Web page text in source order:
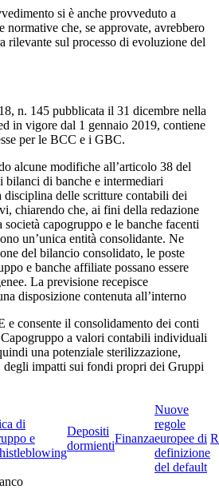
si è anche provveduto a
normative che, se approvate, avrebbero
rilevante sul processo di evoluzione del
n. 145 pubblicata il 31 dicembre nella
in vigore dal 1 gennaio 2019, contiene
per le BCC e i GBC.
alcune modifiche all’articolo 38 del
di banche e intermediari
delle scritture contabili dei
chiarendo che, ai fini della redazione
capogruppo e le banche facenti
un’unica entità consolidante. Ne
del bilancio consolidato, le poste
e banche affiliate possano essere
La previsione recepisce
disposizione contenuta all’interno
e consente il consolidamento dei conti
a valori contabili individuali
una potenziale sterilizzazione,
degli impatti sui fondi propri dei Gruppi
di
e
Depositi
dormienti
Finanza
Nuove
regole
europee di
definizione
del default